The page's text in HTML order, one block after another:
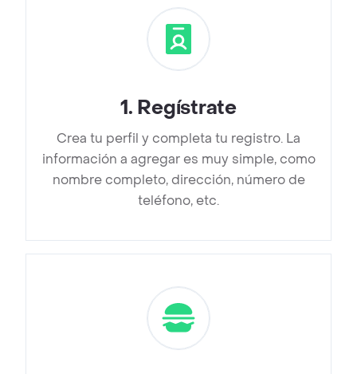
1. Regístrate
Crea tu perfil y completa tu registro. La
información a agregar es muy simple, como
nombre completo, dirección, número de
teléfono, etc.